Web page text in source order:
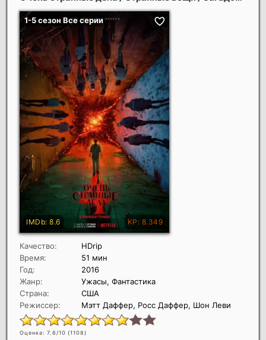
Качество:
HDrip
Время:
51 мин
Год:
2016
Жанр:
Ужасы, Фантастика
Страна:
США
Режиссер:
Мэтт Даффер, Росс Даффер, Шон Леви
Оценка: 7.6/10 (1108)